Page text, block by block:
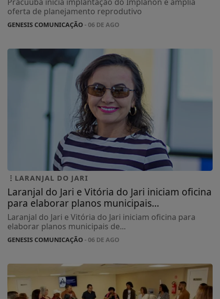
oferta de planejamento reprodutivo
GENESIS COMUNICAÇÃO- 06 DE AGO
LARANJAL DO JARI
Laranjal do Jari e Vitória do Jari iniciam oficina
para elaborar planos municipais...
Laranjal do Jari e Vitória do Jari iniciam oficina para
elaborar planos municipais de...
GENESIS COMUNICAÇÃO- 06 DE AGO